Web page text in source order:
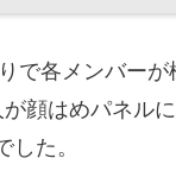
で各メンバーが
顔はめパネル
た。